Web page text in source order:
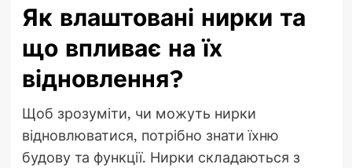
Як влаштовані нирки та
що впливає на їх
відновлення?
Щоб зрозуміти, чи можуть нирки
відновлюватися, потрібно знати їхню
будову та функції. Нирки складаються з